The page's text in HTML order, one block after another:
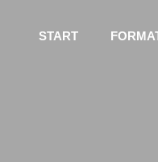
START